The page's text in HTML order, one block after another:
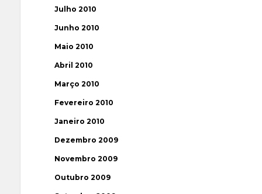
Julho 2010
Junho 2010
Maio 2010
Abril 2010
Março 2010
Fevereiro 2010
Janeiro 2010
Dezembro 2009
Novembro 2009
Outubro 2009